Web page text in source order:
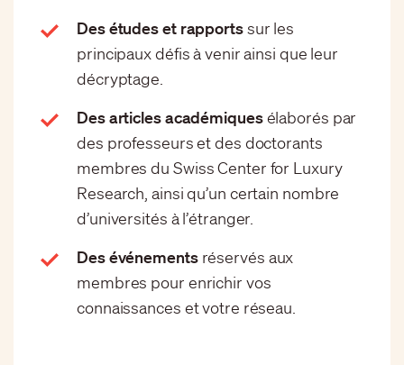
Des études et rapportssur les
principaux défis à venir ainsi que leur
décryptage.
Des articles académiquesélaborés par
des professeurs et des doctorants
membres du Swiss Center for Luxury
Research, ainsi qu’un certain nombre
d’universités à l’étranger.
Des événementsréservés aux
membres pour enrichir vos
connaissances et votre réseau.